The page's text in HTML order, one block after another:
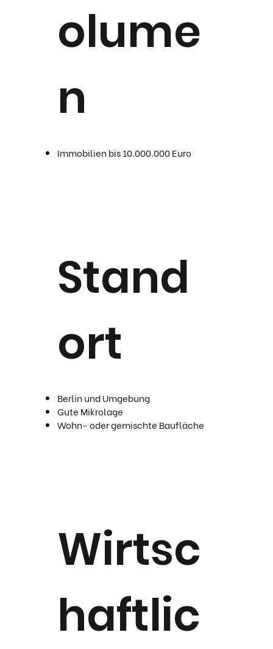
olume
n
Immobilien bis 10.000.000 Euro
Stand
ort
Berlin und Umgebung
Gute Mikrolage
Wohn- oder gemischte Baufläche
Wirtsc
haftlic